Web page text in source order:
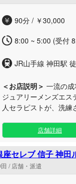
店の扉を叩いてみてく
込めてご提供いたしま
90分 / ￥30,000
8:00 ~ 5:00 (受付
JR山手線 神田駅
＜お店説明＞ 一流の
ジュアリーメンズエス
人セラピストが、洗
をお届けします。 当サロンは、容姿、接客、ハイセン
スな感性、そして深い
ロフェッショナルのみ
ョン型隠れ家サロンです。 礼儀作法や細や
までこだわり抜いたセ
店舗詳細
座セレブ 信子 神田
/ 店舗・派遣